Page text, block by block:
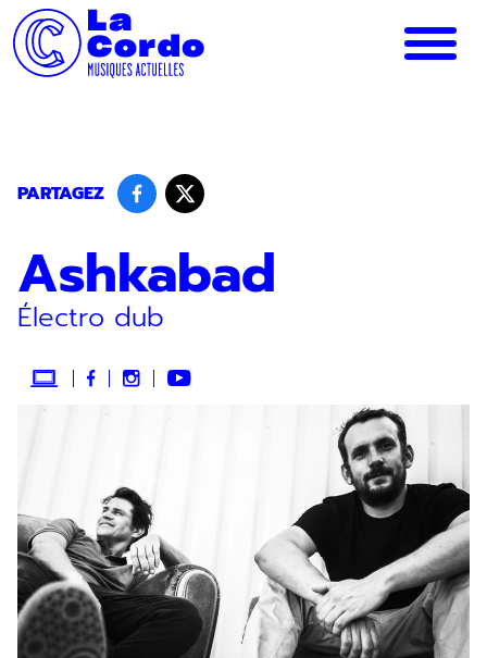
Panneau de gestion des cookies
PARTAGEZ
Ashkabad
Électro dub